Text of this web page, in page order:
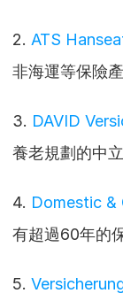
2. ATS
非海運等保險
3. DAVID
養老規劃的中
4. Domestic &
有超過60年的
5.